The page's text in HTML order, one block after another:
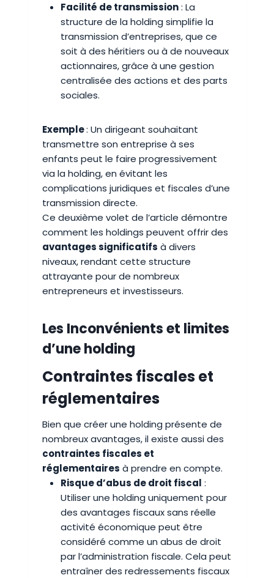
Facilité de transmission: La
structure de la holding simplifie la
transmission d’entreprises, que ce
soit à des héritiers ou à de nouveaux
actionnaires, grâce à une gestion
centralisée des actions et des parts
sociales.
Exemple: Un dirigeant souhaitant
transmettre son entreprise à ses
enfants peut le faire progressivement
via la holding, en évitant les
complications juridiques et fiscales d’une
transmission directe.
Ce deuxième volet de l’article démontre
comment les holdings peuvent offrir des
avantages significatifs à divers
niveaux, rendant cette structure
attrayante pour de nombreux
entrepreneurs et investisseurs.
Les Inconvénients et limites
d’une holding
Contraintes fiscales et
réglementaires
Bien que créer une holding présente de
nombreux avantages, il existe aussi des
contraintes fiscales et
réglementaires à prendre en compte.
Risque d’abus de droit fiscal :
Utiliser une holding uniquement pour
des avantages fiscaux sans réelle
activité économique peut être
considéré comme un abus de droit
par l’administration fiscale. Cela peut
entraîner des redressements fiscaux